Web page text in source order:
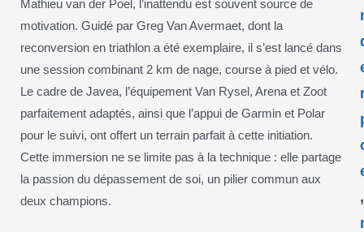
Mathieu van der Poel, l’inattendu est souvent source de
motivation. Guidé par Greg Van Avermaet, dont la
reconversion en triathlon a été exemplaire, il s’est lancé dans
une session combinant 2 km de nage, course à pied et vélo.
Le cadre de Javea, l’équipement Van Rysel, Arena et Zoot
parfaitement adaptés, ainsi que l’appui de Garmin et Polar
pour le suivi, ont offert un terrain parfait à cette initiation.
Cette immersion ne se limite pas à la technique : elle partage
la passion du dépassement de soi, un pilier commun aux
deux champions.
,